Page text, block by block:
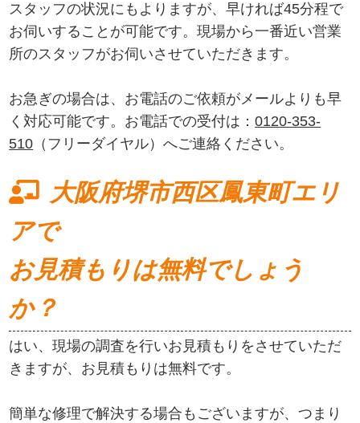
スタッフの状況にもよりますが、早ければ45分程で
お伺いすることが可能です。現場から一番近い営業
所のスタッフがお伺いさせていただきます。
お急ぎの場合は、お電話のご依頼がメールよりも早
く対応可能です。お電話での受付は：0120-353-
510 （フリーダイヤル）へご連絡ください。
大阪府堺市西区鳳東町エリ
アで
お見積もりは無料でしょう
か？
はい、現場の調査を行いお見積もりをさせていただ
きますが、お見積もりは無料です。
簡単な修理で解決する場合もございますが、つまり